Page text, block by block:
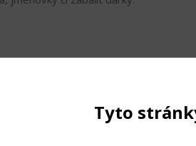
Tyto